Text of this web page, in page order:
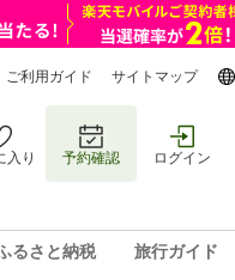
ご利用ガイド サイトマップ
入り 予約確認 ログイン
るさと納税 旅行ガイド